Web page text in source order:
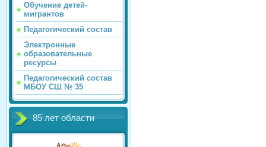
Обучение детей-
мигрантов
Педагогический состав
Электронные
образовательные
ресурсы
Педагогический состав
МБОУ СШ № 35
85 лет области